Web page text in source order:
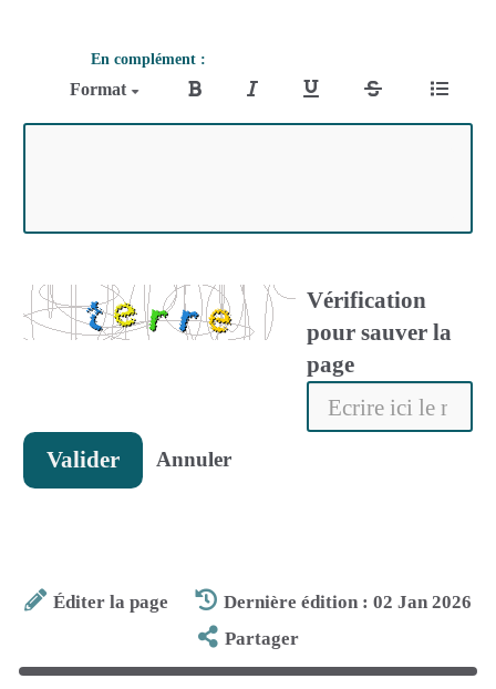
En complément :
Format
Vérification
pour sauver la
page
Valider Annuler
Éditer la page
Dernière édition : 02 Jan 2026
Partager